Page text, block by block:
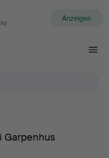
Anzeigen
Garpenhus